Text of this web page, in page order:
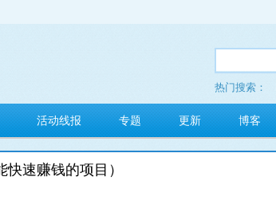
热门搜索：
多玩红包
活动线报 专题 更新 博客
速赚钱的项目）